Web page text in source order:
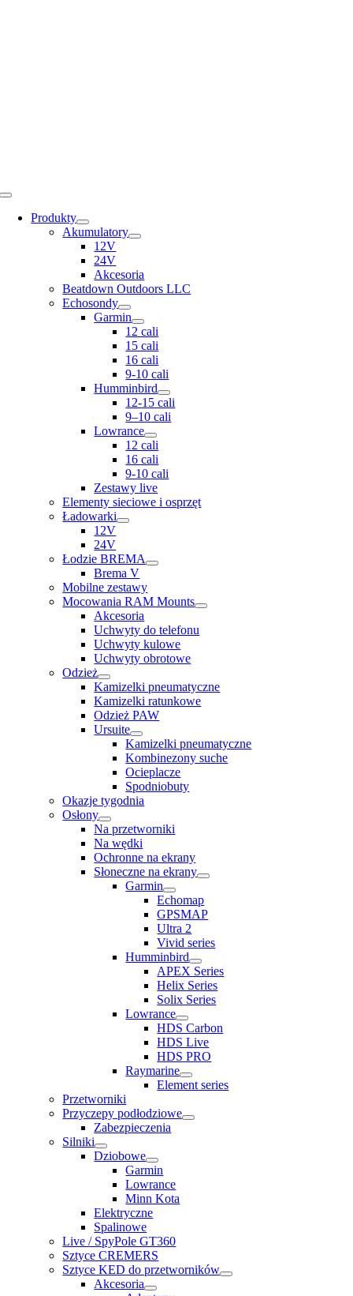
Toggle
NavigationProdukty
Akumulatory
12V
24V
Akcesoria
Beatdown Outdoors LLC
Echosondy
Garmin
12 cali
15 cali
16 cali
9-10 cali
Humminbird
12-15 cali
9–10 cali
Lowrance
12 cali
16 cali
9-10 cali
Zestawy live
Elementy sieciowe i osprzęt
Ładowarki
12V
24V
Łodzie BREMA
Brema V
Mobilne zestawy
Mocowania RAM Mounts
Akcesoria
Uchwyty do telefonu
Uchwyty kulowe
Uchwyty obrotowe
Odzież
Kamizelki pneumatyczne
Kamizelki ratunkowe
Odzież PAW
Ursuite
Kamizelki pneumatyczne
Kombinezony suche
Ocieplacze
Spodniobuty
Okazje tygodnia
Osłony
Na przetworniki
Na wędki
Ochronne na ekrany
Słoneczne na ekrany
Garmin
Echomap
GPSMAP
Ultra 2
Vivid series
Humminbird
APEX Series
Helix Series
Solix Series
Lowrance
HDS Carbon
HDS Live
HDS PRO
Raymarine
Element series
Przetworniki
Przyczepy podłodziowe
Zabezpieczenia
Silniki
Dziobowe
Garmin
Lowrance
Minn Kota
Elektryczne
Spalinowe
Live / SpyPole GT360
Sztyce CREMERS
Sztyce KED do przetworników
Akcesoria